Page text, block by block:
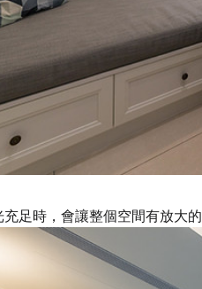
足時，會讓整個空間有放大